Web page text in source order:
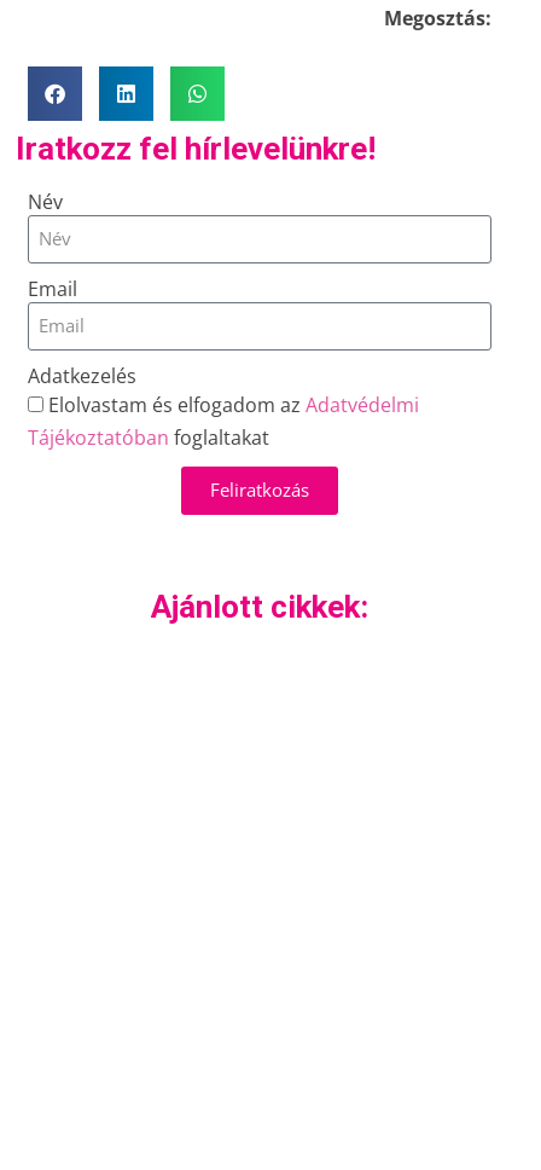
Megosztás:
Iratkozz fel hírlevelünkre!
Név
Email
Adatkezelés
Elolvastam és elfogadom azAdatvédelmi
Tájékoztatóban foglaltakat
Feliratkozás
Ajánlott cikkek: